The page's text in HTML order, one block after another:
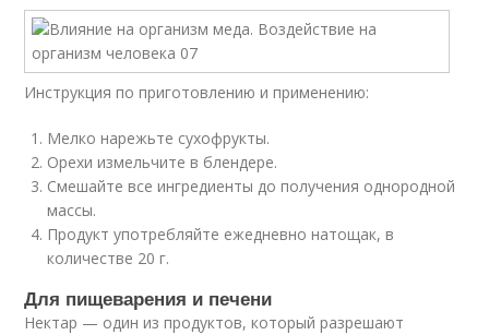
Инструкция по приготовлению и применению:
Мелко нарежьте сухофрукты.
Орехи измельчите в блендере.
Смешайте все ингредиенты до получения однородной
массы.
Продукт употребляйте ежедневно натощак, в
количестве 20 г.
Для пищеварения и печени
Нектар — один из продуктов, который разрешают